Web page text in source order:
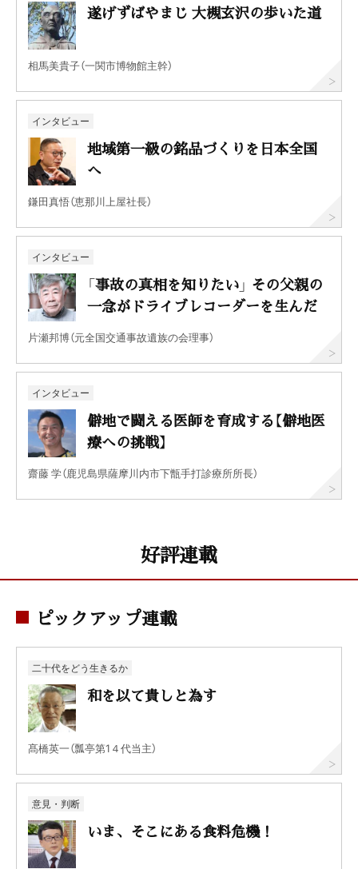
遂げずばやまじ 大槻玄沢の歩いた道
相馬美貴子（一関市博物館主幹）
インタビュー
地域第一級の銘品づくりを日本全国
へ
鎌田真悟（恵那川上屋社長）
インタビュー
「事故の真相を知りたい」 その父親の
一念がドライブレコーダーを生んだ
片瀬邦博（元全国交通事故遺族の会理事）
インタビュー
僻地で闘える医師を育成する【僻地医
療への挑戦】
齋藤 学（鹿児島県薩摩川内市下甑手打診療所所長）
好評連載
ピックアップ連載
二十代をどう生きるか
和を以て貴しと為す
髙橋英一（瓢亭第1４代当主）
意見・判断
いま、そこにある食料危機！